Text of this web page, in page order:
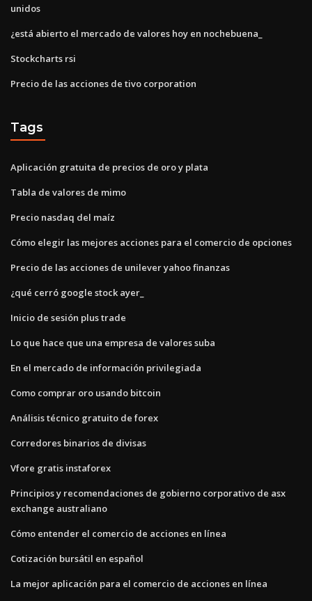
unidos
¿está abierto el mercado de valores hoy en nochebuena_
Stockcharts rsi
Precio de las acciones de tivo corporation
Tags
Aplicación gratuita de precios de oro y plata
Tabla de valores de mimo
Precio nasdaq del maíz
Cómo elegir las mejores acciones para el comercio de opciones
Precio de las acciones de unilever yahoo finanzas
¿qué cerró google stock ayer_
Inicio de sesión plus trade
Lo que hace que una empresa de valores suba
En el mercado de información privilegiada
Como comprar oro usando bitcoin
Análisis técnico gratuito de forex
Corredores binarios de divisas
Vfore gratis instaforex
Principios y recomendaciones de gobierno corporativo de asx
exchange australiano
Cómo entender el comercio de acciones en línea
Cotización bursátil en español
La mejor aplicación para el comercio de acciones en línea